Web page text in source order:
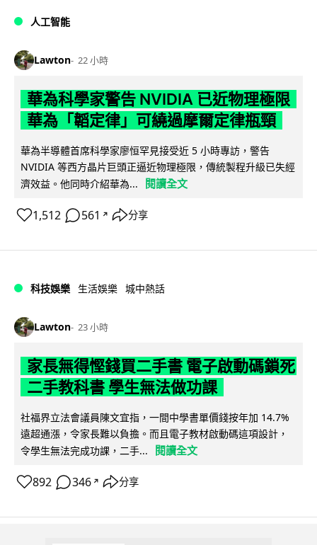
人工智能
Lawton 22 小時
華為科學家警告 NVIDIA 已近物理極限
華為「韜定律」可繞過摩爾定律瓶頸
華為半導體首席科學家廖恒罕見接受近 5 小時專訪，警告
NVIDIA 等西方晶片巨頭正逼近物理極限，傳統製程升級已失經
濟效益。他同時介紹華為...
閱讀全文
1,512 561 ↗ 分享
科技娛樂 生活娛樂 城中熱話
Lawton 23 小時
家長無得慳錢買二手書 電子啟動碼鎖死
二手教科書 學生無法做功課
社福界立法會議員陳文宜指，一間中學書單價錢按年加 14.7%
遠超通漲，令家長難以負擔。而且電子教材啟動碼這項設計，
令學生無法完成功課，二手...
閱讀全文
892 346 ↗ 分享